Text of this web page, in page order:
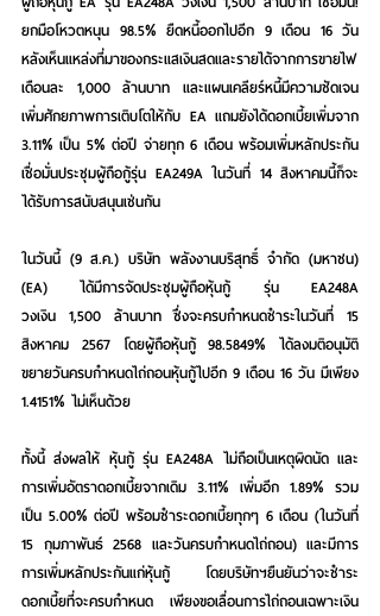
ยกมือโหวตหนุน 98.5% ยืดหนี้ออกไปอีก 9 เดือน 16 วัน
หลังเห็นแหล่งที่มาของกระแสเงินสดและรายได้จากการขายไฟ
เดือนละ 1,000 ล้านบาท และแผนเคลียร์หนี้มีความชัดเจน
เพิ่มศักยภาพการเติบโตให้กับ EA แถมยังได้ดอกเบี้ยเพิ่มจาก
3.11% เป็น 5% ต่อปี จ่ายทุก 6 เดือน พร้อมเพิ่มหลักประกัน
เชื่อมั่นประชุมผู้ถือกู้รุ่น EA249A ในวันที่ 14 สิงหาคมนี้ก็จะ
ได้รับการสนับสนุนเช่นกัน
ในวันนี้ (9 ส.ค.) บริษัท พลังงานบริสุทธิ์ จำกัด (มหาชน)
(EA) ได้มีการจัดประชุมผู้ถือหุ้นกู้ รุ่น EA248A
วงเงิน 1,500 ล้านบาท ซึ่งจะครบกำหนดชำระในวันที่ 15
สิงหาคม 2567 โดยผู้ถือหุ้นกู้ 98.5849% ได้ลงมติอนุมัติ
ขยายวันครบกำหนดไถ่ถอนหุ้นกู้ไปอีก 9 เดือน 16 วัน มีเพียง
1.4151% ไม่เห็นด้วย
ทั้งนี้ ส่งผลให้ หุ้นกู้ รุ่น EA248A ไม่ถือเป็นเหตุผิดนัด และ
การเพิ่มอัตราดอกเบี้ยจากเดิม 3.11% เพิ่มอีก 1.89% รวม
เป็น 5.00% ต่อปี พร้อมชำระดอกเบี้ยทุกๆ 6 เดือน (ในวันที่
15 กุมภาพันธ์ 2568 และวันครบกำหนดไถ่ถอน) และมีการ
การเพิ่มหลักประกันแก่หุ้นกู้ โดยบริษัทฯยืนยันว่าจะชำระ
ดอกเบี้ยที่จะครบกำหนด เพียงขอเลื่อนการไถ่ถอนเฉพาะเงิน